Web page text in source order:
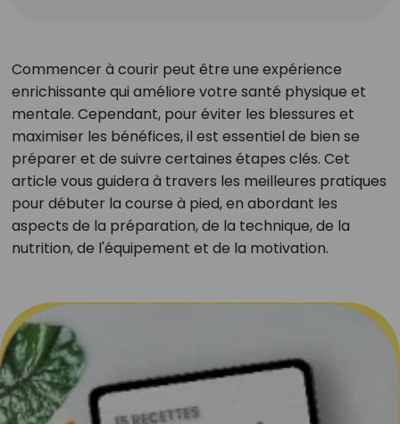
Commencer à courir peut être une expérience
enrichissante qui améliore votre santé physique et
mentale. Cependant, pour éviter les blessures et
maximiser les bénéfices, il est essentiel de bien se
préparer et de suivre certaines étapes clés. Cet
article vous guidera à travers les meilleures pratiques
pour débuter la course à pied, en abordant les
aspects de la préparation, de la technique, de la
nutrition, de l'équipement et de la motivation.